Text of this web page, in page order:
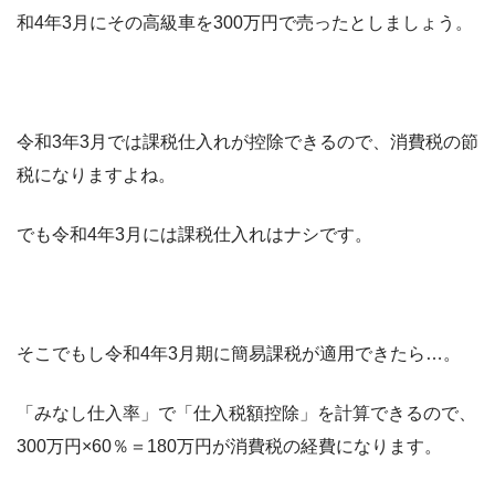
和4年3月にその高級車を300万円で売ったとしましょう。
令和3年3月では課税仕入れが控除できるので、消費税の節
税になりますよね。
でも令和4年3月には課税仕入れはナシです。
そこでもし令和4年3月期に簡易課税が適用できたら…。
「みなし仕入率」で「仕入税額控除」を計算できるので、
300万円×60％＝180万円が消費税の経費になります。